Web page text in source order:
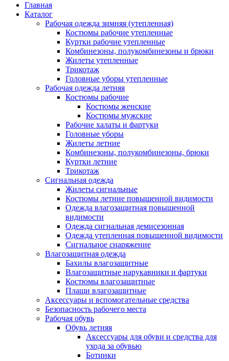
Главная
Каталог
Рабочая одежда зимняя (утепленная)
Костюмы рабочие утепленные
Куртки рабочие утепленные
Комбинезоны, полукомбинезоны и брюки
Жилеты утепленные
Трикотаж
Головные уборы утепленные
Рабочая одежда летняя
Костюмы рабочие
Костюмы женские
Костюмы мужские
Рабочие халаты и фартуки
Головные уборы
Жилеты летние
Комбинезоны, полукомбинезоны, брюки
Куртки летние
Трикотаж
Сигнальная одежда
Жилеты сигнальные
Костюмы летние повышенной видимости
Одежда влагозащитная повышенной
видимости
Одежда сигнальная демисезонная
Одежда утепленная повышенной видимости
Сигнальное снаряжение
Влагозащитная одежда
Бахилы влагозащитные
Влагозащитные нарукавники и фартуки
Костюмы влагозащитные
Плащи влагозащитные
Аксессуары и вспомогательные средства
Безопасность рабочего места
Рабочая обувь
Обувь летняя
Аксессуары для обуви и средства для
ухода за обувью
Ботинки